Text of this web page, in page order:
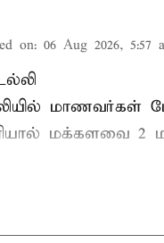
on: 06 Aug 2026, 5:57
மாணவர்கள்
மக்களவை 2